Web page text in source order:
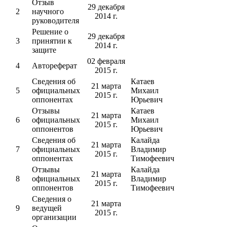
2
Отзыв
научного
руководителя
29 декабря
2014 г.
3
Решение о
принятии к
защите
29 декабря
2014 г.
4 Автореферат
02 февраля
2015 г.
5
Сведения об
официальных
оппонентах
21 марта
2015 г.
Катаев
Михаил
Юрьевич
6
Отзывы
официальных
оппонентов
21 марта
2015 г.
Катаев
Михаил
Юрьевич
7
Сведения об
официальных
оппонентах
21 марта
2015 г.
Калайда
Владимир
Тимофеевич
8
Отзывы
официальных
оппонентов
21 марта
2015 г.
Калайда
Владимир
Тимофеевич
9
Сведения о
ведущей
организации
21 марта
2015 г.